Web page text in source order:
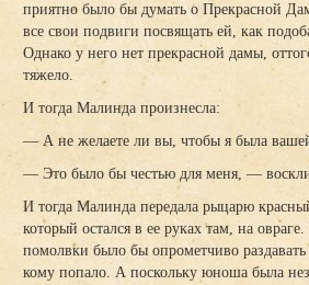
приятно было бы думать о Прекрасной
все свои подвиги посвящать ей, как
Однако у него нет прекрасной дамы,
тяжело.
И тогда Малинда произнесла:
— А не желаете ли вы, чтобы я была
— Это было бы честью для меня, —
И тогда Малинда передала рыцарю
который остался в ее руках там, на
помолвки было бы опрометчиво раздавать
кому попало. А поскольку юноша была